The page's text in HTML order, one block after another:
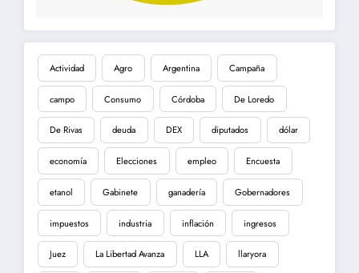
Actividad Agro Argentina Campaña
campo Consumo Córdoba De Loredo
De Rivas deuda DEX diputados dólar
economía Elecciones empleo Encuesta
etanol Gabinete ganadería Gobernadores
impuestos industria inflación ingresos
Juez La Libertad Avanza LLA llaryora